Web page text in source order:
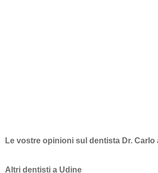
Le vostre opinioni sul dentista Dr.
Altri dentisti a Udine